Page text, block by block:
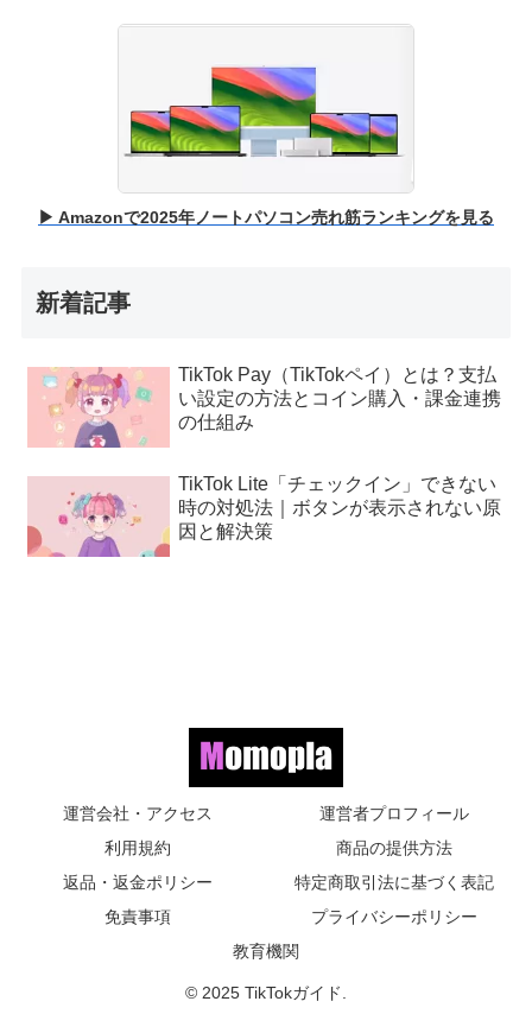
▶ Amazonで2025年ノートパソコン売れ筋ランキングを見る
新着記事
TikTok Pay（TikTokペイ）とは？支払
い設定の方法とコイン購入・課金連携
の仕組み
TikTok Lite「チェックイン」できない
時の対処法｜ボタンが表示されない原
因と解決策
運営会社・アクセス
運営者プロフィール
利用規約
商品の提供方法
返品・返金ポリシー
特定商取引法に基づく表記
免責事項
プライバシーポリシー
教育機関
© 2025 TikTokガイド.